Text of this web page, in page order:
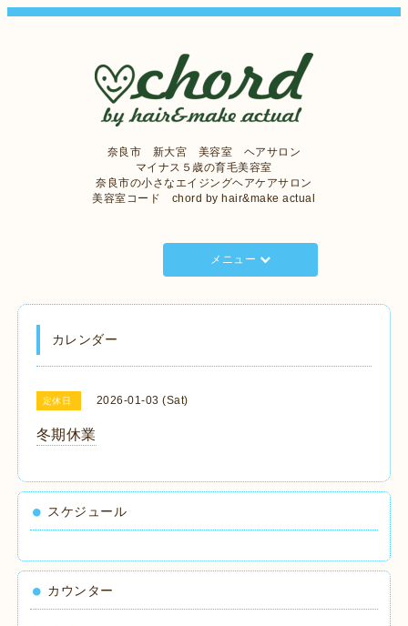
奈良市 新大宮 美容室 ヘアサロン
マイナス５歳の育毛美容室
奈良市の小さなエイジングヘアケアサロン
美容室コード chord by hair&make actual
メニュー
カレンダー
定休日 2026-01-03 (Sat)
冬期休業
スケジュール
カウンター